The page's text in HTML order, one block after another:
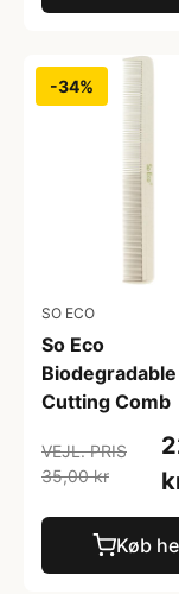
-34%
SO ECO
So Eco
Biodegradable
Cutting Comb
VEJL. PRIS
35,00 kr
Køb